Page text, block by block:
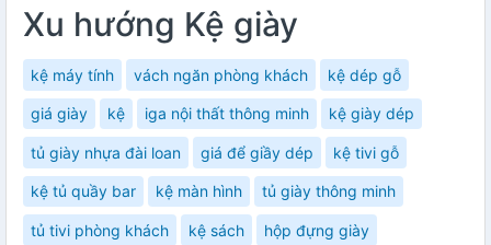
Xu hướng Kệ giày
kệ máy tính vách ngăn phòng khách kệ dép gỗ
giá giày kệ iga nội thất thông minh kệ giày dép
tủ giày nhựa đài loan giá để giầy dép kệ tivi gỗ
kệ tủ quầy bar kệ màn hình tủ giày thông minh
tủ tivi phòng khách kệ sách hộp đựng giày